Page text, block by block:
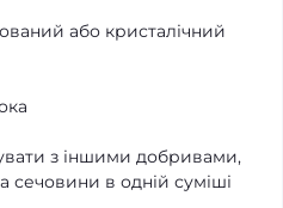
або кристалічний
з іншими добривами,
сечовини в одній суміші